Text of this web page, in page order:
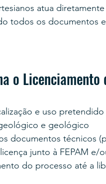
atua
todos os documentos
o
e uso pretendido
e geológico
documentos técnicos
junto à FEPAM e/
do processo até a